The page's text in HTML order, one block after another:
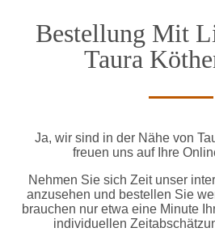
Bestellung Mit
Taura
Ja, wir sind in der Nähe von
freuen uns auf Ihre
Nehmen Sie sich Zeit unser
anzusehen und bestellen Sie
brauchen nur etwa eine Minute
individuellen